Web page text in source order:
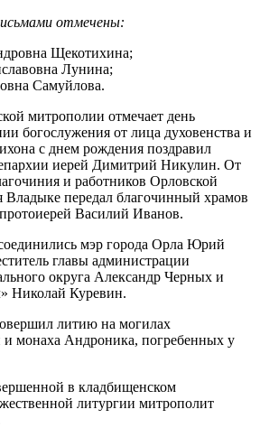
отмечены:
Щекотихина;
Лунина;
Самуйлова.
митрополии отмечает день
богослужения от лица духовенства и
с днем рождения поздравил
иерей Димитрий Никулин. От
и работников Орловской
Владыке передал благочинный храмов
Василий Иванов.
мэр города Орла Юрий
главы администрации
округа Александр Черных и
Николай Куревин.
литию на могилах
монаха Андроника, погребенных у
в кладбищенском
литургии митрополит